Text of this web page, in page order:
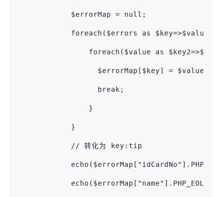
            $errorMap = null;
            foreach($errors as $key=>$value){
foreach($value as
                  $errorMap[$key] = $value2;
                  break;
                }
            }
            // 转化为 key:tip
            echo($errorMap["name"].PHP_EOL);